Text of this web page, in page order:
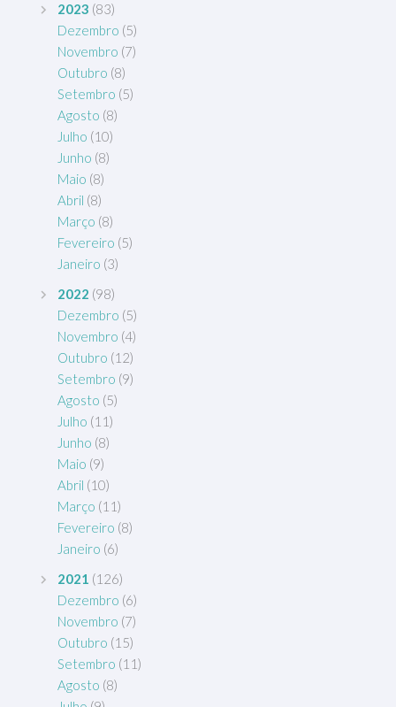
2023 (83)
Dezembro (5)
Novembro (7)
Outubro (8)
Setembro (5)
Agosto (8)
Julho (10)
Junho (8)
Maio (8)
Abril (8)
Março (8)
Fevereiro (5)
Janeiro (3)
2022 (98)
Dezembro (5)
Novembro (4)
Outubro (12)
Setembro (9)
Agosto (5)
Julho (11)
Junho (8)
Maio (9)
Abril (10)
Março (11)
Fevereiro (8)
Janeiro (6)
2021 (126)
Dezembro (6)
Novembro (7)
Outubro (15)
Setembro (11)
Agosto (8)